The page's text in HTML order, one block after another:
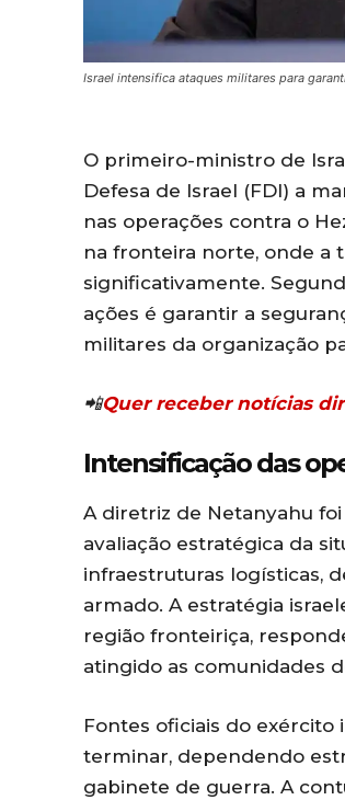
Israel intensifica ataques militares para
O primeiro-ministro de
Defesa de Israel (FDI) a
nas operações contra o
na fronteira norte, onde a
significativamente.
ações é garantir a
militares da organização
📲Quer receber notícias
Intensificação das
A diretriz de Netanyahu
avaliação estratégica da
infraestruturas logísticas,
armado. A estratégia
região fronteiriça,
atingido as comunidades
Fontes oficiais do
terminar, dependendo
gabinete de guerra. A